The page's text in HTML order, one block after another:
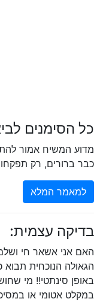
כל הסימנים
מדוע המשיח אמור
כבר ברורים, רק תפקחו
למאמר המלא
בדיקה עצמית:
האם אני אשאר חי
הגאולה הנוכחית תבוא
באופן סינתטי!! מי
במקלט אטומי או